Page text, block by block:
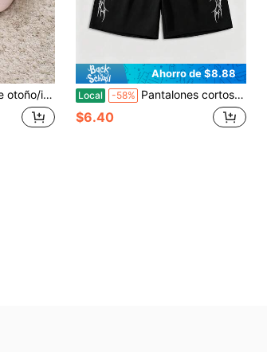
con suela blanda y forro de felpa
Ahorro de $8.88
Local -58% Pantalones cortos negros casuales de verano para hombre, versátiles para uso diario. Pantalones cortos deportivos negros para hombre. Pantalones cortos de chándal para hombre. Pantalones cortos de Los Ángeles para hombre. Ropa urbana casual de verano para hombre. Diseño gráfico. Ajuste cómodo. Estilo de vida urbano.
$6.40